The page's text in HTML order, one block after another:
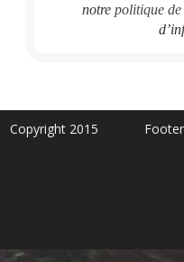
notre politique
Copyright 2015